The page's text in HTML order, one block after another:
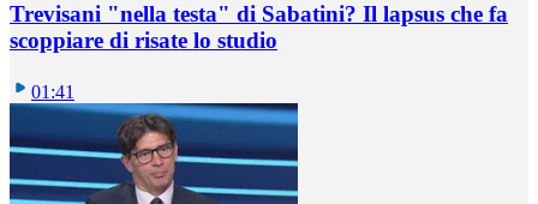
Trevisani "nella testa" di Sabatini? Il lapsus che fa
scoppiare di risate lo studio
01:41